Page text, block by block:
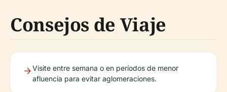
Consejos de Viaje
Visite entre semana o en períodos de menor
afluencia para evitar aglomeraciones.